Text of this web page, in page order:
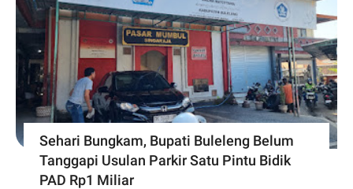
Sehari Bungkam, Bupati Buleleng Belum
Tanggapi Usulan Parkir Satu Pintu Bidik
PAD Rp1 Miliar